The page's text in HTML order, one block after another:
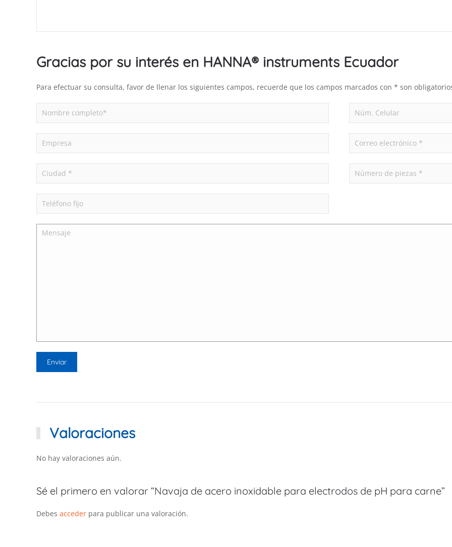
Gracias por su interés en HANNA® instruments Ecuador
Para efectuar su consulta, favor de llenar los siguientes campos, recuerde que los campos marcados con * son
Valoraciones
No hay valoraciones aún.
Sé el primero en valorar “Navaja de acero inoxidable para electrodos de pH para carne”
Debes acceder para publicar una valoración.